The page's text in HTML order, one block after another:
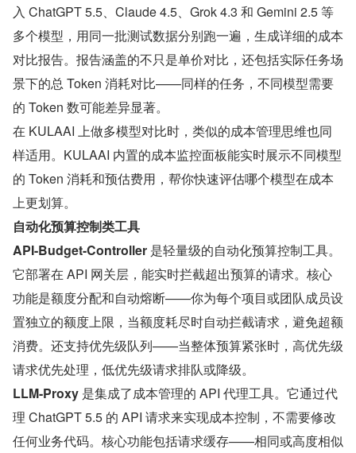
入 ChatGPT 5.5、Claude 4.5、Grok 4.3 和 Gemini 2.5 等
多个模型，用同一批测试数据分别跑一遍，生成详细的成本
对比报告。报告涵盖的不只是单价对比，还包括实际任务场
景下的总 Token 消耗对比——同样的任务，不同模型需要
的 Token 数可能差异显著。
在 KULAAI 上做多模型对比时，类似的成本管理思维也同
样适用。KULAAI 内置的成本监控面板能实时展示不同模型
的 Token 消耗和预估费用，帮你快速评估哪个模型在成本
上更划算。
自动化预算控制类工具
API-Budget-Controller 是轻量级的自动化预算控制工具。
它部署在 API 网关层，能实时拦截超出预算的请求。核心
功能是额度分配和自动熔断——你为每个项目或团队成员设
置独立的额度上限，当额度耗尽时自动拦截请求，避免超额
消费。还支持优先级队列——当整体预算紧张时，高优先级
请求优先处理，低优先级请求排队或降级。
LLM-Proxy 是集成了成本管理的 API 代理工具。它通过代
理 ChatGPT 5.5 的 API 请求来实现成本控制，不需要修改
任何业务代码。核心功能包括请求缓存——相同或高度相似